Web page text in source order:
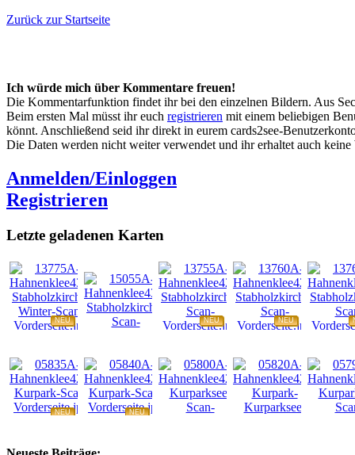
Zurück zur Startseite
Ich würde mich über Kommentare freuen!
Die Kommentarfunktion findet ihr bei den einzelnen Bildern. Aus
Beim ersten Mal müsst ihr euch registrieren mit einem beliebigen
könnt. Anschließend seid ihr direkt in eurem cards2see-
Die Daten werden nicht weiter verwendet und ihr erhaltet auch
Anmelden/Einloggen
Registrieren
Letzte geladenen Karten
NEU NEU NEU
NEU
NEU